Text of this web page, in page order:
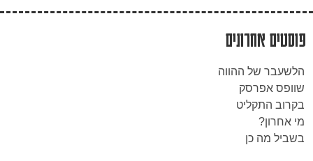
פוסטים אחרונים
הלשעבר של ההווה
שוופס אפרסק
בקרוב התקליט
מי אחרון?
בשביל מה כן